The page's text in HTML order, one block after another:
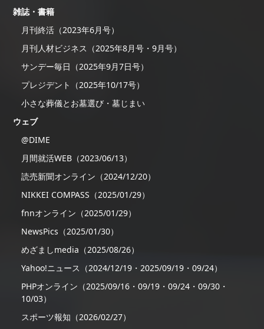
雑誌・書籍
月刊終活（2023年6月号）
月刊人材ビジネス（2025年8月号・9月号）
サンデー毎日（2025年9月7日号）
プレジデント（2025年10/17号）
小さな葬儀とお墓選び・墓じまい
ウェブ
@DIME
月間就活WEB（2023/06/13）
読売新聞オンライン（2024/12/20）
NIKKEI COMPASS（2025/01/29）
fnnオンライン（2025/01/29）
NewsPics（2025/01/30）
めざましmedia（2025/08/26）
Yahoo!ニュース（2024/12/19・2025/09/19・09/24）
PHPオンライン（2025/09/16・09/19・09/24・09/30・
10/03）
スポーツ報知（2026/02/27）